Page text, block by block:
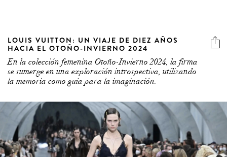
HACIA EL OTOÑO-INVIERNO 2024
En la colección femenina Otoño-Invierno 2024, la firma
se sumerge en una exploración introspectiva, utilizando
la memoria como guía para la imaginación.